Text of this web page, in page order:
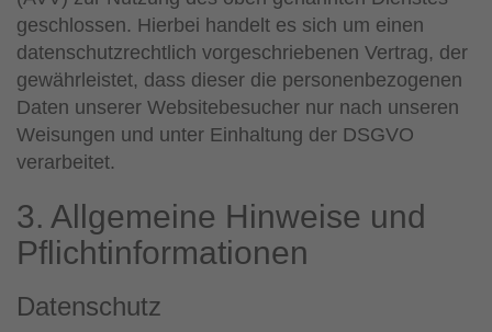
geschlossen. Hierbei handelt es sich um einen
datenschutzrechtlich vorgeschriebenen Vertrag, der
gewährleistet, dass dieser die personenbezogenen
Daten unserer Websitebesucher nur nach unseren
Weisungen und unter Einhaltung der DSGVO
verarbeitet.
3. Allgemeine Hinweise und
Pflicht­informationen
Datenschutz